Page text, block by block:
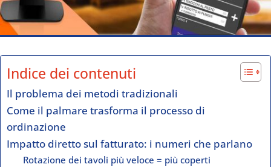
Indice dei contenuti
Il problema dei metodi tradizionali
Come il palmare trasforma il processo di
ordinazione
Impatto diretto sul fatturato: i numeri che parlano
Rotazione dei tavoli più veloce = più coperti